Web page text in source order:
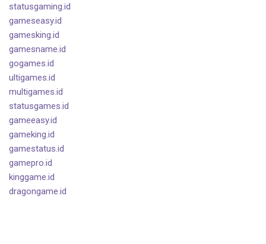
statusgaming.id
gameseasy.id
gamesking.id
gamesname.id
gogames.id
ultigames.id
multigames.id
statusgames.id
gameeasy.id
gameking.id
gamestatus.id
gamepro.id
kinggame.id
dragongame.id